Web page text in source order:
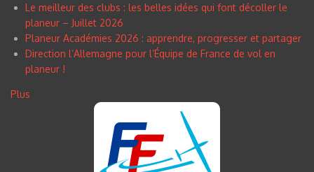
Le meilleur des clubs : les belles idées qui font décoller le
planeur – Juillet 2026
Planeur Académies 2026 : apprendre, progresser et partager
Direction l’Allemagne pour l’Équipe de France de vol en
planeur !
Plus